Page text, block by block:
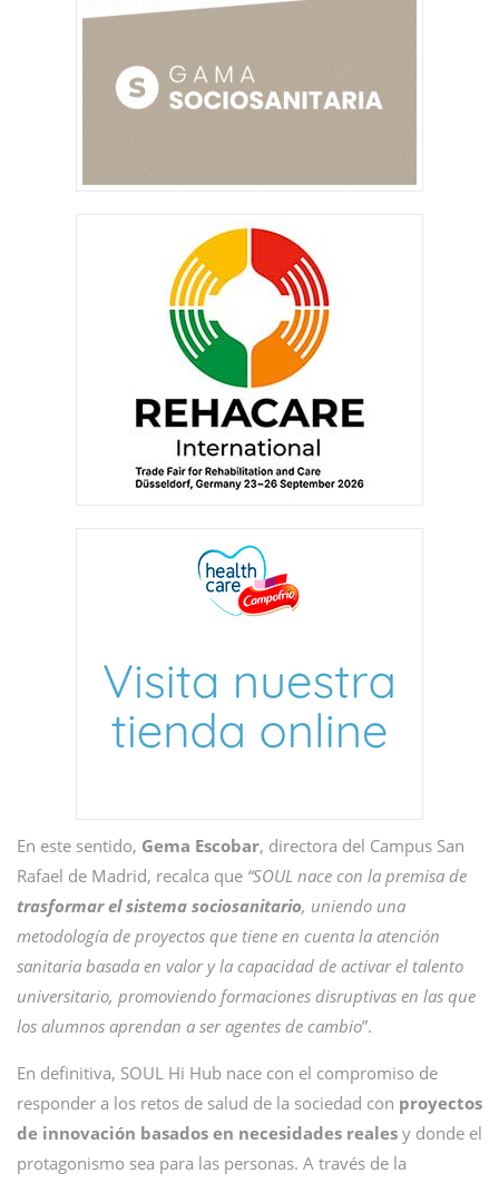
En este sentido, Gema Escobar, directora del Campus San
Rafael de Madrid, recalca que “SOUL nace con la premisa de
trasformar el sistema sociosanitario, uniendo una
metodología de proyectos que tiene en cuenta la atención
sanitaria basada en valor y la capacidad de activar el talento
universitario, promoviendo formaciones disruptivas en las que
los alumnos aprendan a ser agentes de cambio”.
En definitiva, SOUL Hi Hub nace con el compromiso de
responder a los retos de salud de la sociedad con proyectos
de innovación basados en necesidades reales y donde el
protagonismo sea para las personas. A través de la